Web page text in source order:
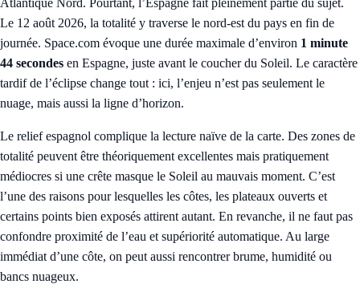
Atlantique Nord. Pourtant, l’Espagne fait pleinement partie du sujet.
Le 12 août 2026, la totalité y traverse le nord-est du pays en fin de
journée. Space.com évoque une durée maximale d’environ 1 minute
44 secondes en Espagne, juste avant le coucher du Soleil. Le caractère
tardif de l’éclipse change tout : ici, l’enjeu n’est pas seulement le
nuage, mais aussi la ligne d’horizon.
Le relief espagnol complique la lecture naïve de la carte. Des zones de
totalité peuvent être théoriquement excellentes mais pratiquement
médiocres si une crête masque le Soleil au mauvais moment. C’est
l’une des raisons pour lesquelles les côtes, les plateaux ouverts et
certains points bien exposés attirent autant. En revanche, il ne faut pas
confondre proximité de l’eau et supériorité automatique. Au large
immédiat d’une côte, on peut aussi rencontrer brume, humidité ou
bancs nuageux.